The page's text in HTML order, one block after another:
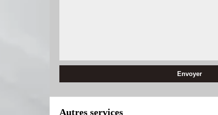
Autres services